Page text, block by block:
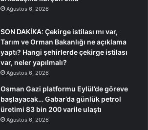
Ağustos 6, 2026
SON DAKİKA: Çekirge istilası mı var,
Tarım ve Orman Bakanlığı ne açıklama
yaptı? Hangi şehirlerde çekirge istilası
var, neler yapılmalı?
Ağustos 6, 2026
Osman Gazi platformu Eylül’de göreve
başlayacak… Gabar’da günlük petrol
üretimi 83 bin 200 varile ulaştı
Ağustos 6, 2026